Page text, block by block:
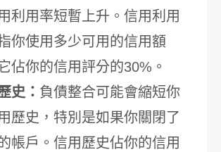
利用率短暫上升。信用利用
你使用多少可用的信用額
佔你的信用評分的30%。
史： 負債整合可能會縮短你
歷史，特別是如果你關閉了
帳戶。信用歷史佔你的信用